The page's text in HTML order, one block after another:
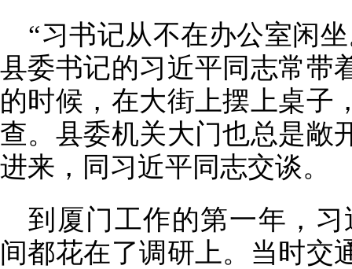
“习书记从不在办公室闲
县委书记的习近平同志常带
的时候，在大街上摆上桌子
查。县委机关大门也总是敞
进来，同习近平同志交谈。
到厦门工作的第一年，
间都花在了调研上。当时交